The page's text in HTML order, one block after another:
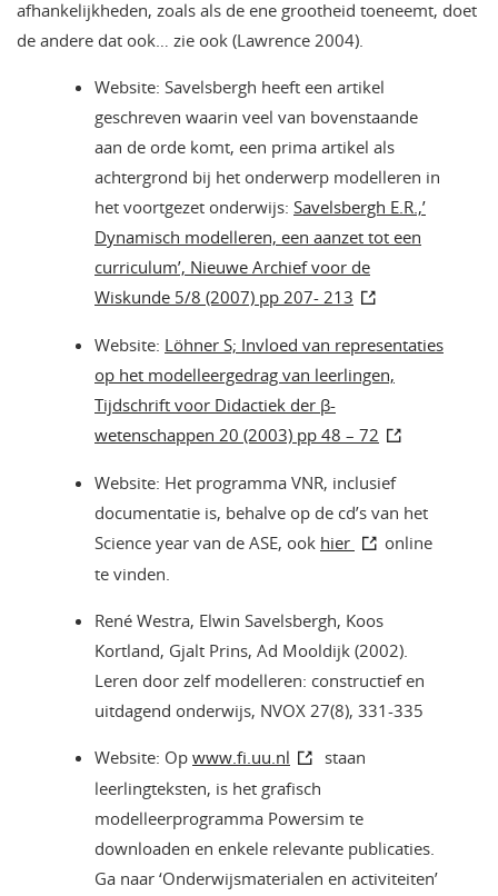
afhankelijkheden, zoals als de ene grootheid toeneemt, doet
de andere dat ook… zie ook (Lawrence 2004).
Website: Savelsbergh heeft een artikel
geschreven waarin veel van bovenstaande
aan de orde komt, een prima artikel als
achtergrond bij het onderwerp modelleren in
het voortgezet onderwijs: Savelsbergh E.R.,’
Dynamisch modelleren, een aanzet tot een
curriculum’, Nieuwe Archief voor de
Wiskunde 5/8 (2007) pp 207- 213
Website: Löhner S; Invloed van representaties
op het modelleergedrag van leerlingen,
Tijdschrift voor Didactiek der β-
wetenschappen 20 (2003) pp 48 – 72
Website: Het programma VNR, inclusief
documentatie is, behalve op de cd’s van het
Science year van de ASE, ook hier
online
te vinden.
René Westra, Elwin Savelsbergh, Koos
Kortland, Gjalt Prins, Ad Mooldijk (2002).
Leren door zelf modelleren: constructief en
uitdagend onderwijs, NVOX 27(8), 331-335
Website: Op www.fi.uu.nl
staan
leerlingteksten, is het grafisch
modelleerprogramma Powersim te
downloaden en enkele relevante publicaties.
Ga naar ‘Onderwijsmaterialen en activiteiten’